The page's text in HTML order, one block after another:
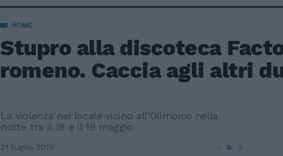
HOME
Stupro alla discoteca
romeno. Caccia agli altri
La violenza nel locale vicino all'Olimpico nella
notte tra il 18 e il 19 maggio
21 luglio 2019 a